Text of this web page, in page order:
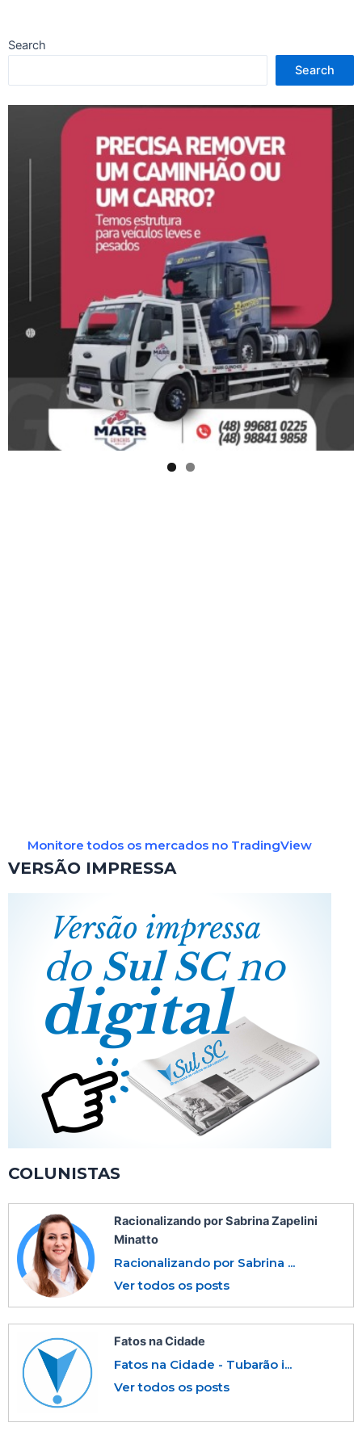
Search
Search
Monitore todos os mercados no TradingView
VERSÃO IMPRESSA
COLUNISTAS
Racionalizando por Sabrina Zapelini
Minatto
Racionalizando por Sabrina ...
Ver todos os posts
Fatos na Cidade
Fatos na Cidade - Tubarão i...
Ver todos os posts